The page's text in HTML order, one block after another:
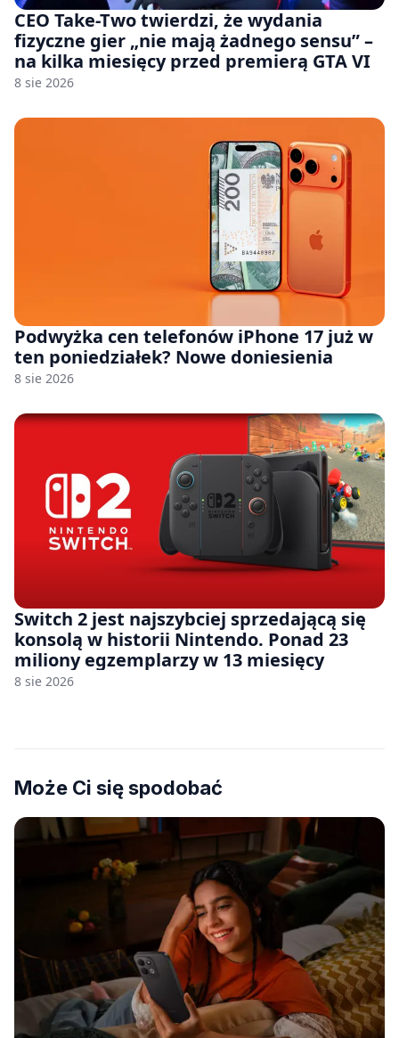
CEO Take-Two twierdzi, że wydania
fizyczne gier „nie mają żadnego sensu” –
na kilka miesięcy przed premierą GTA VI
8 sie 2026
Podwyżka cen telefonów iPhone 17 już w
ten poniedziałek? Nowe doniesienia
8 sie 2026
Switch 2 jest najszybciej sprzedającą się
konsolą w historii Nintendo. Ponad 23
miliony egzemplarzy w 13 miesięcy
8 sie 2026
Może Ci się spodobać